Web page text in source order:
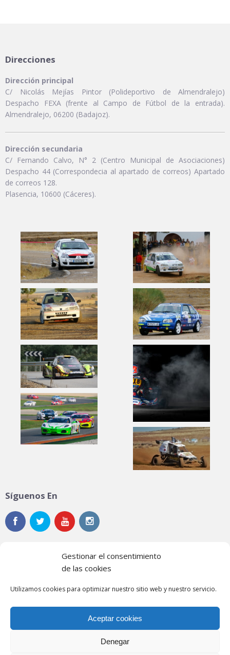
Gestionar el consentimiento
de las cookies
Utilizamos cookies para optimizar nuestro sitio web y nuestro servicio.
Aceptar cookies
Denegar
Direcciones
Dirección principal
C/ Nicolás Mejías Pintor (Polideportivo de Almendralejo)
Despacho FEXA (frente al Campo de Fútbol de la entrada).
Almendralejo, 06200 (Badajoz).
Dirección secundaria
C/ Fernando Calvo, N° 2 (Centro Municipal de Asociaciones)
Despacho 44 (Correspondecia al apartado de correos) Apartado
de correos 128.
Plasencia, 10600 (Cáceres).
Síguenos En
Noticias
Contacto